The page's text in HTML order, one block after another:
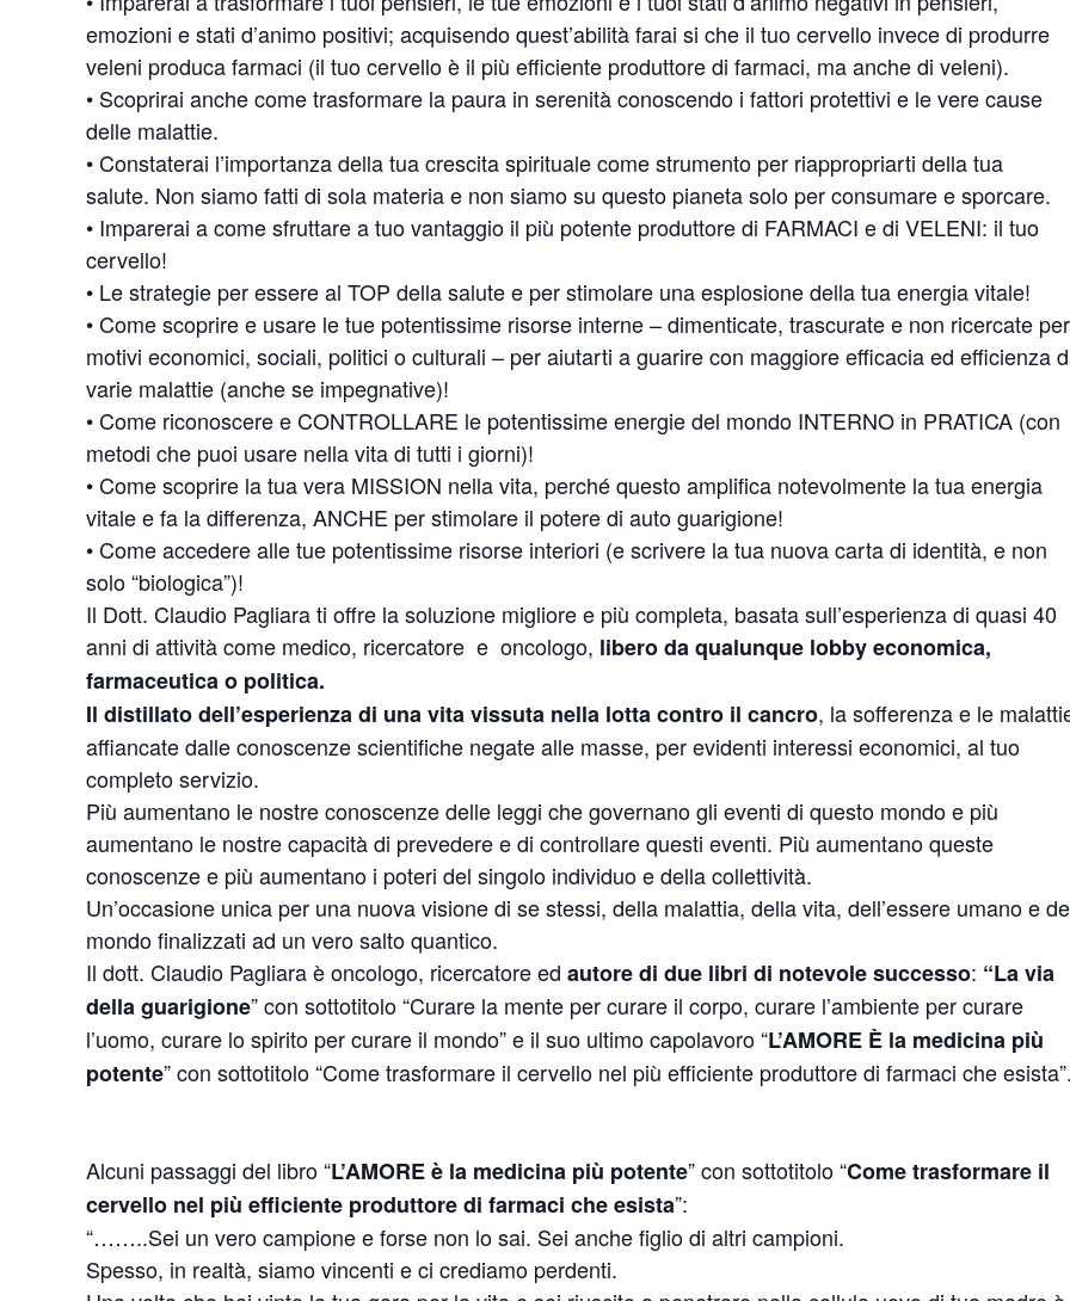
emozioni e stati d’animo positivi; acquisendo quest’abilità farai si che il tuo cervello invece di produrre
veleni produca farmaci (il tuo cervello è il più efficiente produttore di farmaci, ma anche di veleni).
• Scoprirai anche come trasformare la paura in serenità conoscendo i fattori protettivi e le vere cause
delle malattie.
• Constaterai l’importanza della tua crescita spirituale come strumento per riappropriarti della tua
salute. Non siamo fatti di sola materia e non siamo su questo pianeta solo per consumare e sporcare.
• Imparerai a come sfruttare a tuo vantaggio il più potente produttore di FARMACI e di VELENI: il tuo
cervello!
• Le strategie per essere al TOP della salute e per stimolare una esplosione della tua energia vitale!
• Come scoprire e usare le tue potentissime risorse interne – dimenticate, trascurate e non ricercate per
motivi economici, sociali, politici o culturali – per aiutarti a guarire con maggiore efficacia ed efficienza
varie malattie (anche se impegnative)!
• Come riconoscere e CONTROLLARE le potentissime energie del mondo INTERNO in PRATICA (con
metodi che puoi usare nella vita di tutti i giorni)!
• Come scoprire la tua vera MISSION nella vita, perché questo amplifica notevolmente la tua energia
vitale e fa la differenza, ANCHE per stimolare il potere di auto guarigione!
• Come accedere alle tue potentissime risorse interiori (e scrivere la tua nuova carta di identità, e non
solo “biologica”)!
Il Dott. Claudio Pagliara ti offre la soluzione migliore e più completa, basata sull’esperienza di quasi 40
anni di attività come medico, ricercatore e oncologo, libero da qualunque lobby economica,
farmaceutica o politica.
Il distillato dell’esperienza di una vita vissuta nella lotta contro il cancro, la sofferenza e le
affiancate dalle conoscenze scientifiche negate alle masse, per evidenti interessi economici, al tuo
completo servizio.
Più aumentano le nostre conoscenze delle leggi che governano gli eventi di questo mondo e più
aumentano le nostre capacità di prevedere e di controllare questi eventi. Più aumentano queste
conoscenze e più aumentano i poteri del singolo individuo e della collettività.
Un’occasione unica per una nuova visione di se stessi, della malattia, della vita, dell’essere umano e
mondo finalizzati ad un vero salto quantico.
Il dott. Claudio Pagliara è oncologo, ricercatore ed autore di due libri di notevole successo: “La via
della guarigione” con sottotitolo “Curare la mente per curare il corpo, curare l’ambiente per curare
l’uomo, curare lo spirito per curare il mondo” e il suo ultimo capolavoro “L’AMORE È la medicina più
potente” con sottotitolo “Come trasformare il cervello nel più efficiente produttore di farmaci che
Alcuni passaggi del libro “L’AMORE è la medicina più potente” con sottotitolo “Come trasformare il
cervello nel più efficiente produttore di farmaci che esista”:
“……..Sei un vero campione e forse non lo sai. Sei anche figlio di altri campioni.
Spesso, in realtà, siamo vincenti e ci crediamo perdenti.